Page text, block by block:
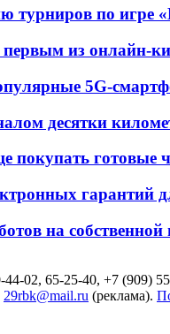
турниров по игре
из онлайн-
5G-
десятки
готовые
гарантий
на
02, 65-25-40, +7 (909)
29rbk@mail.ru (реклама).